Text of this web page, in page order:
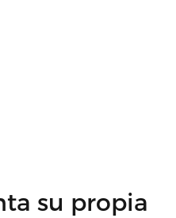
su propia